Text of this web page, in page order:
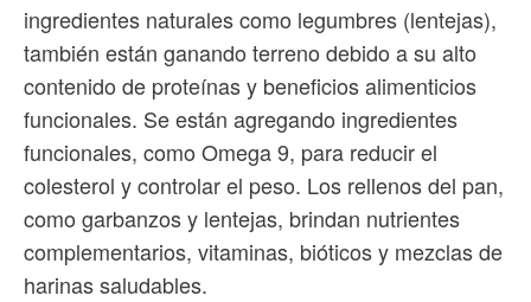
ingredientes naturales como legumbres (lentejas),
también están ganando terreno debido a su alto
contenido de proteínas y beneficios alimenticios
funcionales. Se están agregando ingredientes
funcionales, como Omega 9, para reducir el
colesterol y controlar el peso. Los rellenos del pan,
como garbanzos y lentejas, brindan nutrientes
complementarios, vitaminas, bióticos y mezclas de
harinas saludables.